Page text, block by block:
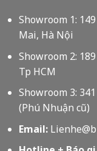
Showroom 1:
Mai, Hà Nội
Showroom 2:
Tp HCM
Showroom 3:
(Phú Nhuận cũ)
Email: